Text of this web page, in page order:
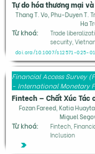
Thang T. Vo, Phu-Duyen T.
Ha
Từ khoá:
Trade
security,
Financial Access Survey
- International Monetary
Fozan Fareed, Katia
Miguel
Từ khoá:
Fintech,
Inclusion